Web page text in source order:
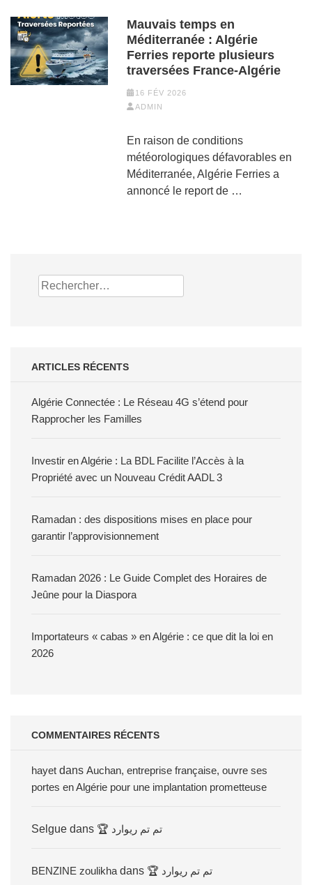
Mauvais temps en
Méditerranée : Algérie
Ferries reporte plusieurs
traversées France-Algérie
16 FÉV 2026
ADMIN
En raison de conditions
météorologiques défavorables en
Méditerranée, Algérie Ferries a
annoncé le report de …
Rechercher :
ARTICLES RÉCENTS
Algérie Connectée : Le Réseau 4G s’étend pour
Rapprocher les Familles
Investir en Algérie : La BDL Facilite l’Accès à la
Propriété avec un Nouveau Crédit AADL 3
Ramadan : des dispositions mises en place pour
garantir l’approvisionnement
Ramadan 2026 : Le Guide Complet des Horaires de
Jeûne pour la Diaspora
Importateurs « cabas » en Algérie : ce que dit la loi en
2026
COMMENTAIRES RÉCENTS
hayet dans Auchan, entreprise française, ouvre ses
portes en Algérie pour une implantation prometteuse
Selgue dans 🏆 تم تم ريوارد
BENZINE zoulikha dans 🏆 تم تم ريوارد